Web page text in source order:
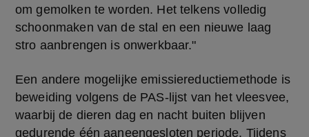
om gemolken te worden. Het telkens volledig
schoonmaken van de stal en een nieuwe laag
stro aanbrengen is onwerkbaar."
Een andere mogelijke emissiereductiemethode is
beweiding volgens de PAS-lijst van het vleesvee,
waarbij de dieren dag en nacht buiten blijven
gedurende één aaneengesloten periode. Tijdens